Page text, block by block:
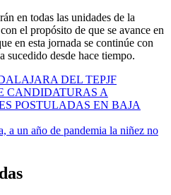
en todas las unidades de la
el propósito de que se avance en
en esta jornada se continúe con
sucedido desde hace tiempo.
DEL TEPJF
CANDIDATURAS A
POSTULADAS EN BAJA
a un año de pandemia la niñez no